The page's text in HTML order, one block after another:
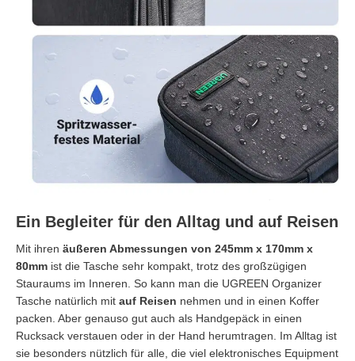
Ein Begleiter für den Alltag und auf Reisen
Mit ihren äußeren Abmessungen von 245mm x 170mm x
80mm ist die Tasche sehr kompakt, trotz des großzügigen
Stauraums im Inneren. So kann man die UGREEN Organizer
Tasche natürlich mit auf Reisen nehmen und in einen Koffer
packen. Aber genauso gut auch als Handgepäck in einen
Rucksack verstauen oder in der Hand herumtragen. Im Alltag ist
sie besonders nützlich für alle, die viel elektronisches Equipment